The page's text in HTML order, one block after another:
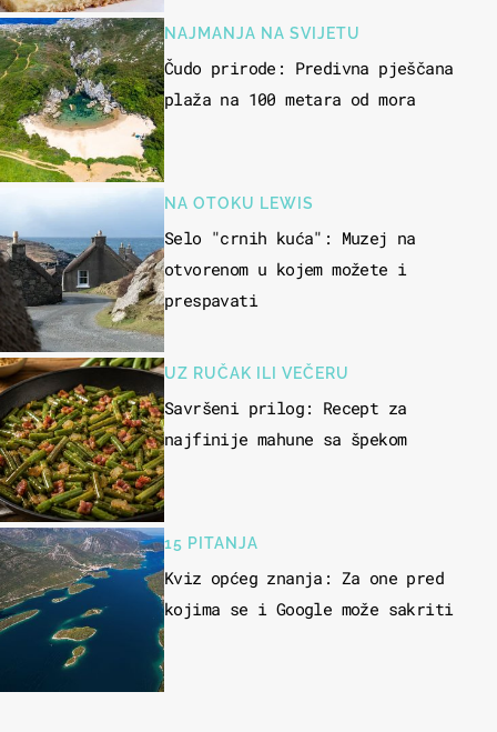
NAJMANJA NA SVIJETU
Čudo prirode: Predivna pješčana
plaža na 100 metara od mora
NA OTOKU LEWIS
Selo "crnih kuća": Muzej na
otvorenom u kojem možete i
prespavati
UZ RUČAK ILI VEČERU
Savršeni prilog: Recept za
najfinije mahune sa špekom
15 PITANJA
Kviz općeg znanja: Za one pred
kojima se i Google može sakriti